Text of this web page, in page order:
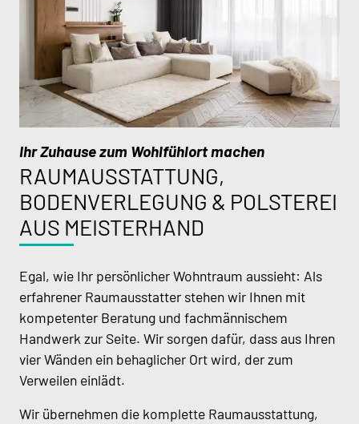
Ihr Zuhause zum Wohlfühlort machen
RAUMAUSSTATTUNG,
BODENVERLEGUNG & POLSTEREI
AUS MEISTERHAND
Egal, wie Ihr persönlicher Wohntraum aussieht: Als
erfahrener Raumausstatter stehen wir Ihnen mit
kompetenter Beratung und fachmännischem
Handwerk zur Seite. Wir sorgen dafür, dass aus Ihren
vier Wänden ein behaglicher Ort wird, der zum
Verweilen einlädt.
Wir übernehmen die komplette Raumausstattung,